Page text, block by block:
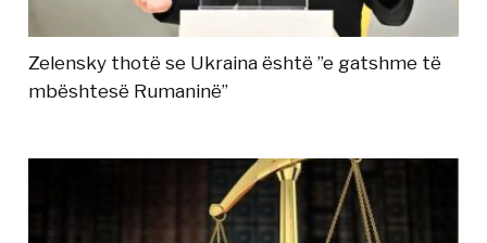
Zelensky thotë se Ukraina është ”e gatshme të
mbështesë Rumaninë”